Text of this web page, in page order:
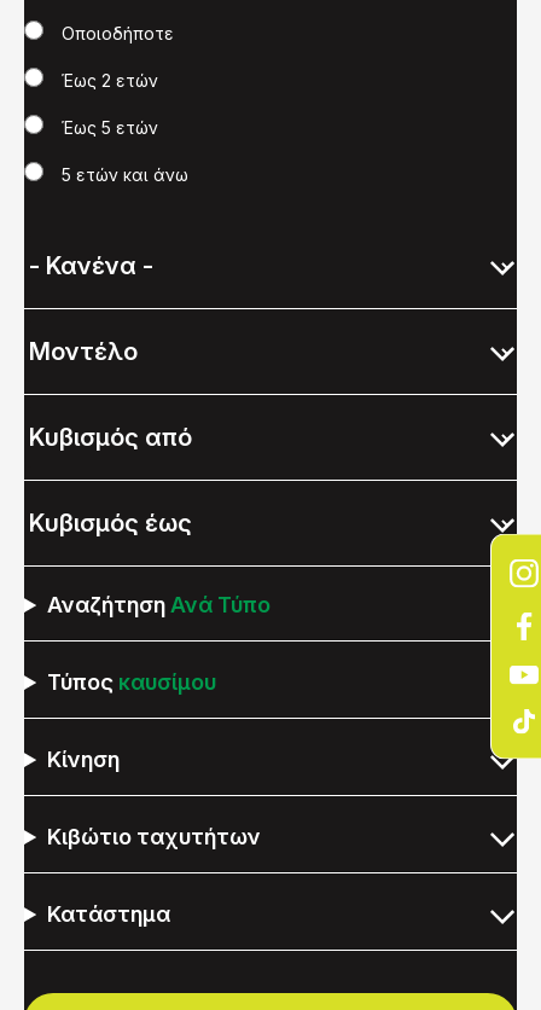
Χρονολογία
Οποιοδήποτε
Έως 2 ετών
Έως 5 ετών
5 ετών και άνω
Αναζήτηση Ανά Τύπο
Τύπος καυσίμου
Κίνηση
Κιβώτιο ταχυτήτων
Κατάστημα